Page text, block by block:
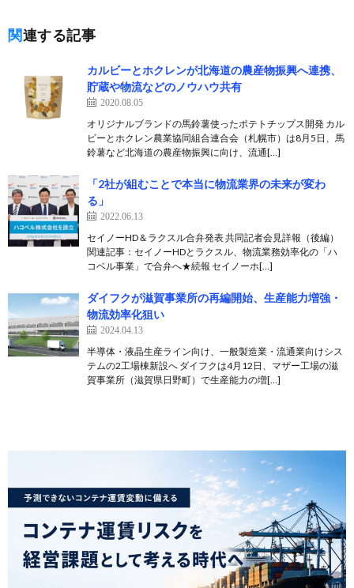
関連する記事
カルビーとホクレンが北海道の農産物振興へ連携、
貯蔵や物流などのノウハウ共有
2020.08.05
オリジナルブランドの馬鈴薯使ったポテトチップス開発 カル
ビーとホクレン農業協同組合連合会（札幌市）は8月5日、馬
鈴薯など北海道の農産物振興に向け、流通[…]
「2社が組むことで本当に物流業界の未来が変わ
る」
2022.06.13
セイノーHD＆ラクスル合弁発表 共同記者会見詳報（後編）
関連記事：セイノーHDとラクスル、物流業務効率化の「ハ
コベル事業」で合弁へ★続報 セイノーホ[…]
ダイフクが滋賀事業所の再編開始、生産能力増強・
物流効率化狙い
2024.04.13
半導体・液晶生産ライン向け、一般製造業・流通業向けシス
テムの2工場棟新設へ ダイフクは4月12日、マザー工場の滋
賀事業所（滋賀県日野町）で生産能力の増[…]